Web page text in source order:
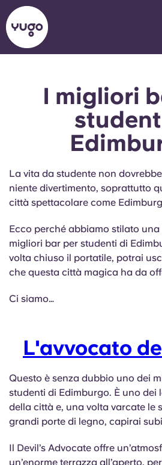
Chi siamo
Account
English (GB)
Chinese
Español
Català
Deutsch
Seleziona un paese
Seleziona una città
Accedi
English (GB)
English (US)
Català
Italian
Portuguese
I migliori
La vita da studente non
niente divertimento, soprattutto
città spettacolare come
Ecco perché abbiamo stilato
migliori bar per studenti di
volta chiuso il portatile, potrai
che questa città magica ha da
Ci siamo…
L'avvocato
Questo è senza dubbio uno dei
studenti di Edimburgo. È uno dei
della città e, una volta varcate le
grandi porte di legno, capirai
Il Devil’s Advocate offre
un’enorme terrazza all’aperto,